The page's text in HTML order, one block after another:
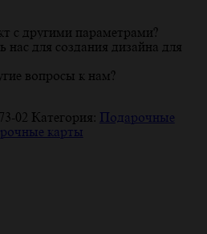
с другими параметрами?
нас для создания дизайна для
вопросы к нам?
02 Категория: Подарочные
карты